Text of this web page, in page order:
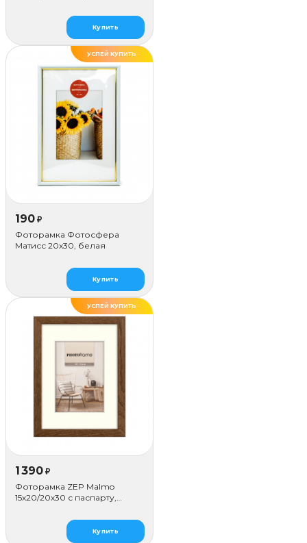
Купить
УСПЕЙ КУПИТЬ
ДЕЛАЕМ САМИ
190 ₽
Фоторамка Фотосфера
Матисс 20x30, белая
Купить
УСПЕЙ КУПИТЬ
1 390 ₽
Фоторамка ZEP Malmo
15х20/20х30 с паспарту,
Купить